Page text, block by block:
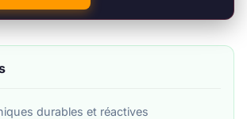
durables et réactives